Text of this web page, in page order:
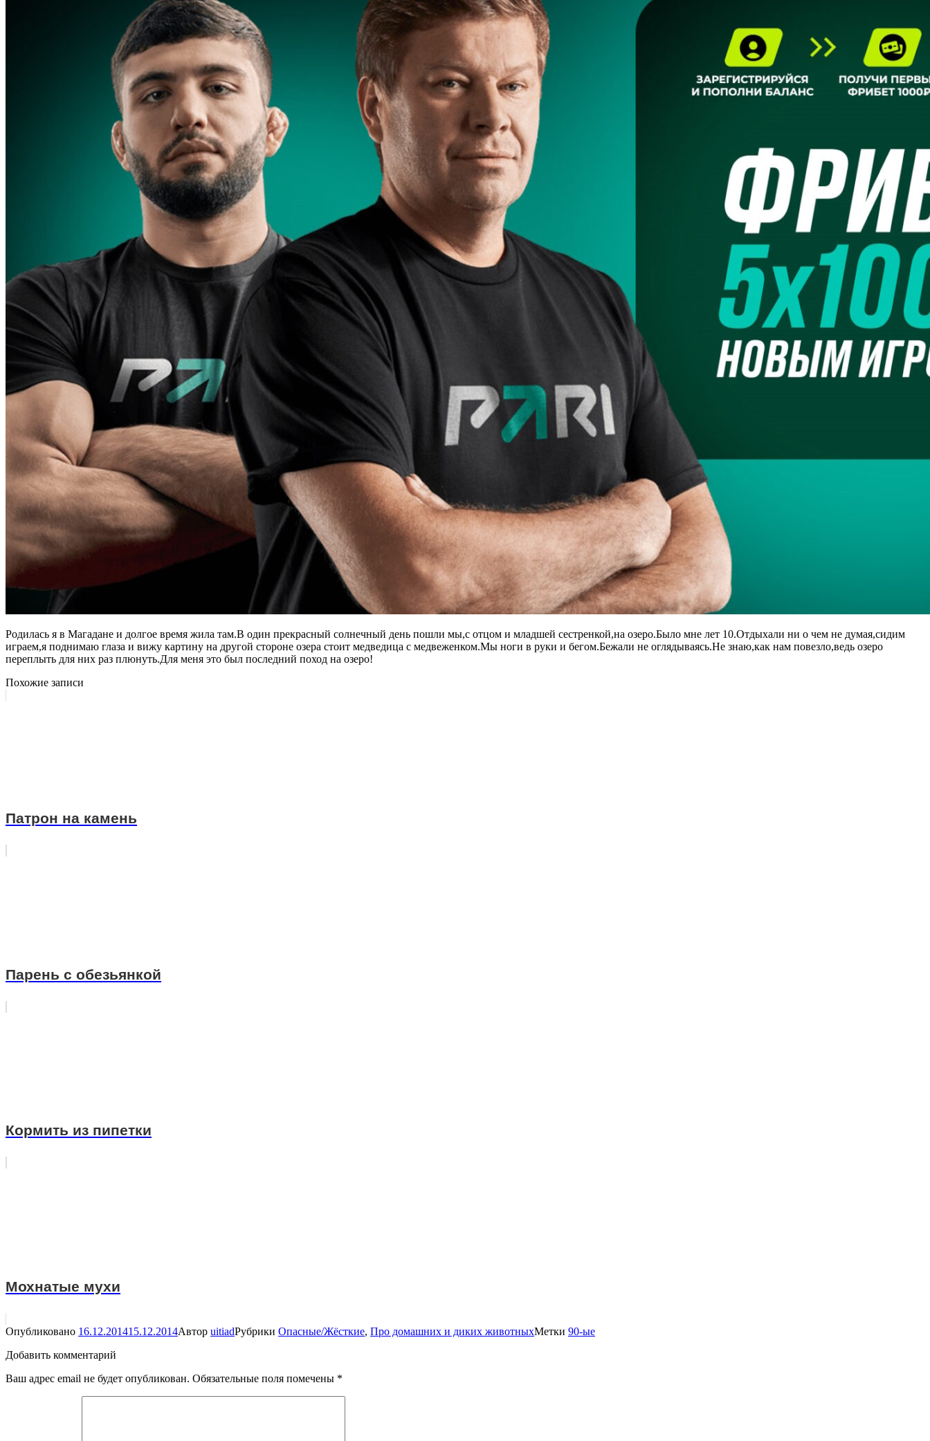
Родилась я в Магадане и долгое время жила там.В один прекрасный солнечный день пошли мы,с отцом и младшей сестренкой,на озеро.Было мне лет 10.Отдыхали ни о чем не думая,сидим
играем,я поднимаю глаза и вижу картину на другой стороне озера стоит медведица с медвеженком.Мы ноги в руки и бегом.Бежали не оглядываясь.Не знаю,как нам повезло,ведь озеро
переплыть для них раз плюнуть.Для меня это был последний поход на озеро!
Похожие записи
Патрон на камень
Парень с обезьянкой
Кормить из пипетки
Мохнатые мухи
Опубликовано 16.12.201415.12.2014Автор uitiadРубрики Опасные/Жёсткие, Про домашних и диких животныхМетки 90-ые
Добавить комментарий
Ваш адрес email не будет опубликован. Обязательные поля помечены *